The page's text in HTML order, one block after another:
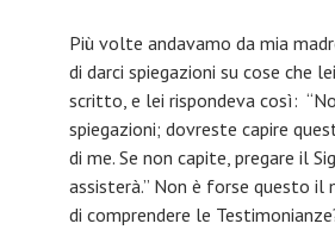
Più volte andavamo da mia
di darci spiegazioni su cose che
scritto, e lei rispondeva così:
spiegazioni; dovreste capire
di me. Se non capite, pregare il
assisterà.” Non è forse questo
di comprendere le